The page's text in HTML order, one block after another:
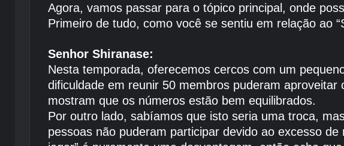
Agora, vamos passar para o tópico principal, onde
Primeiro de tudo, como você se sentiu em relação ao
Senhor Shiranase:
Nesta temporada, oferecemos cercos com um
dificuldade em reunir 50 membros puderam
mostram que os números estão bem equilibrados.
Por outro lado, sabíamos que isto seria uma troca,
pessoas não puderam participar devido ao excesso